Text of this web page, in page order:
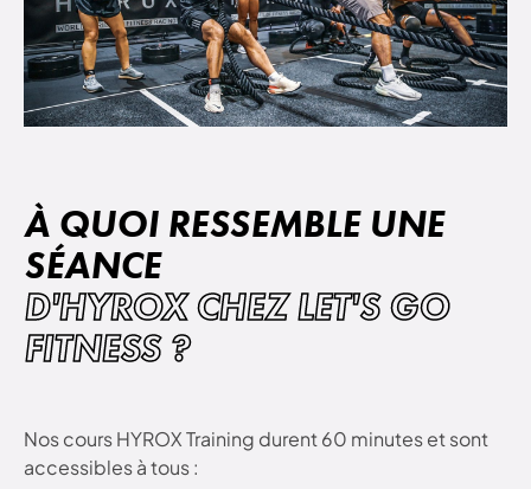
À QUOI RESSEMBLE UNE
SÉANCE
D'HYROX CHEZ LET'S GO
FITNESS ?
Nos cours HYROX Training durent 60 minutes et sont
accessibles à tous :